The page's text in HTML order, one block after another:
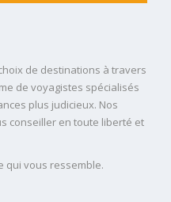
de destinations à travers
de voyagistes spécialisés
plus judicieux. Nos
conseiller en toute liberté et
qui vous ressemble.